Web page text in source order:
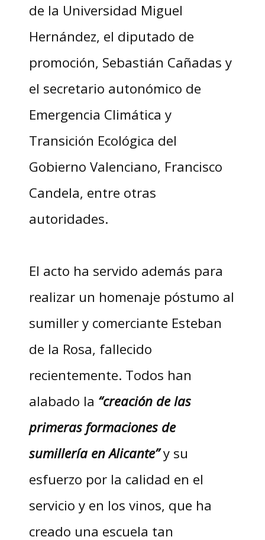
de la Universidad Miguel
Hernández, el diputado de
promoción, Sebastián Cañadas y
el secretario autonómico de
Emergencia Climática y
Transición Ecológica del
Gobierno Valenciano, Francisco
Candela, entre otras
autoridades.
El acto ha servido además para
realizar un homenaje póstumo al
sumiller y comerciante Esteban
de la Rosa, fallecido
recientemente. Todos han
alabado la “creación de las
primeras formaciones de
sumillería en Alicante”y su
esfuerzo por la calidad en el
servicio y en los vinos, que ha
creado una escuela tan